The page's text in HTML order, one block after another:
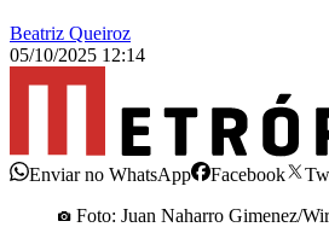
Beatriz Queiroz
05/10/2025 12:14
Enviar no WhatsApp Facebook
Foto: Juan Naharro Gimenez/